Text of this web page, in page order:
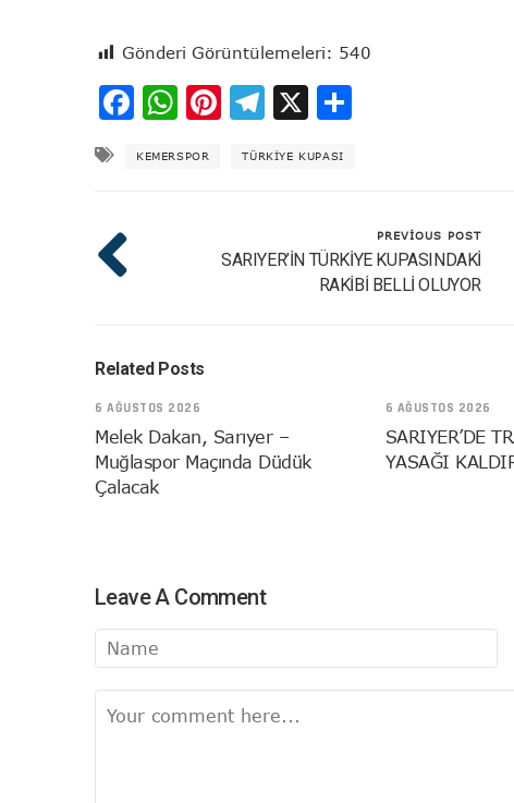
Gönderi Görüntülemeleri: 540
Facebook
WhatsApp
Pinterest
Telegram
X
KEMERSPOR TÜRKIYE KUPASI
PREVIOUS POST
SARIYER’İN TÜRKİYE KUPASINDAKİ
RAKİBİ BELLİ OLUYOR
Related Posts
6 AĞUSTOS 2026
Melek Dakan, Sarıyer –
Muğlaspor Maçında Düdük
Çalacak
6 AĞUSTOS 2026
SARIYER’DE
YASAĞI
Leave A Comment